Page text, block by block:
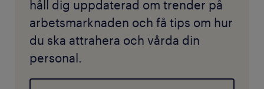
håll dig uppdaterad om trender på
arbetsmarknaden och få tips om hur
du ska attrahera och vårda din
personal.